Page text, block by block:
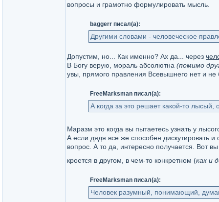
вопросы и грамотно формулировать мысль.
baggerr писал(а):
Другими словами - человеческое
Допустим, но... Как именно? Ах да... через
В Богу верую, мораль абсолютна (помимо
увы, прямого правления Всевышнего нет и не
FreeMarksman писал(а):
А когда за это решает какой-то
Маразм это когда вы пытаетесь узнать у
А если дядя все же способен дискутировать
вопрос. А то да, интересно получается. Вот
кроется в другом, в чем-то конкретном (как и
FreeMarksman писал(а):
Человек разумный, понимающий,